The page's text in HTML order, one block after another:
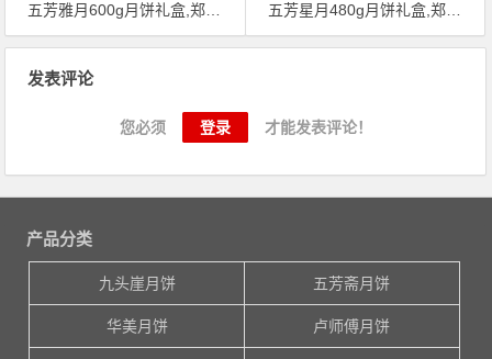
五芳雅月600g月饼礼盒,郑州五芳斋月饼批发
五芳星月480g月饼礼盒,郑州五芳斋月饼团购价格
发表评论
您必须 登录 才能发表评论！
产品分类
九头崖月饼 五芳斋月饼
华美月饼 卢师傅月饼